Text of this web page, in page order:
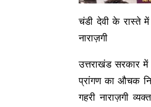
चंडी देवी के रास्ते
नाराज़गी
उत्तराखंड सरकार में
प्रांगण का औचक
गहरी नाराज़गी